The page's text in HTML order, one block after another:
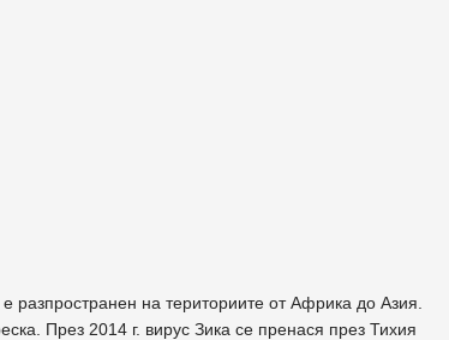
разпространен на териториите от Африка до Азия.
През 2014 г. вирус Зика се пренася през Тихия